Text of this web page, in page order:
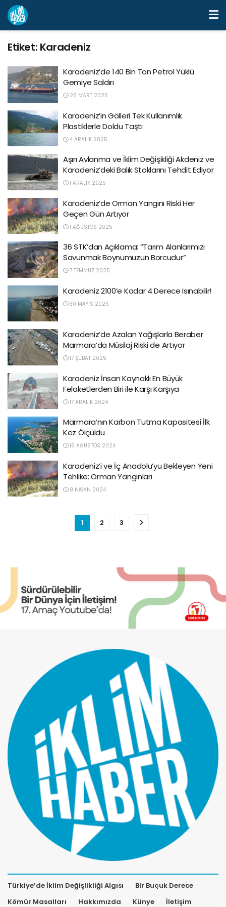
Etiket: Karadeniz
Karadeniz’de 140 Bin Ton Petrol Yüklü
Gemiye Saldırı
26 MART 2026
Karadeniz’in Gölleri Tek Kullanımlık
Plastiklerle Doldu Taştı
4 ARALIK 2025
Aşırı Avlanma ve İklim Değişikliği Akdeniz ve
Karadeniz’deki Balık Stoklarını Tehdit Ediyor
1 ARALIK 2025
Karadeniz’de Orman Yangını Riski Her
Geçen Gün Artıyor
1 AĞUSTOS 2025
36 STK’dan Açıklama: “Tarım Alanlarımızı
Savunmak Boynumuzun Borcudur”
7 TEMMUZ 2025
Karadeniz 2100’e Kadar 4 Derece Isınabilir!
30 MAYIS 2025
Karadeniz’de Azalan Yağışlarla Beraber
Marmara’da Müsilaj Riski de Artıyor
17 ŞUBAT 2025
Karadeniz İnsan Kaynaklı En Büyük
Felaketlerden Biri ile Karşı Karşıya
17 ARALIK 2024
Marmara’nın Karbon Tutma Kapasitesi İlk
Kez Ölçüldü
16 AĞUSTOS 2024
Karadeniz’i ve İç Anadolu’yu Bekleyen Yeni
Tehlike: Orman Yangınları
8 NISAN 2024
1 2 3
Türkiye’de İklim Değişlikliği Algısı
Bir Buçuk Derece
Kömür Masalları
Hakkımızda Künye İletişim